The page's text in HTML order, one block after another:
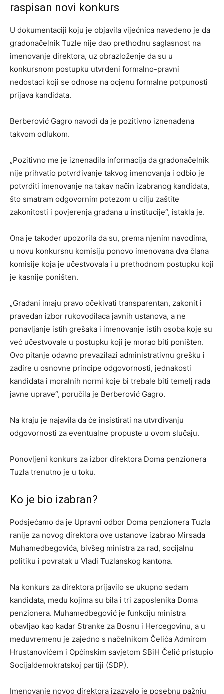
raspisan novi konkurs
U dokumentaciji koju je objavila vijećnica navedeno je da
gradonačelnik Tuzle nije dao prethodnu saglasnost na
imenovanje direktora, uz obrazloženje da su u
konkursnom postupku utvrđeni formalno-pravni
nedostaci koji se odnose na ocjenu formalne potpunosti
prijava kandidata.
Berberović Gagro navodi da je pozitivno iznenađena
takvom odlukom.
„Pozitivno me je iznenadila informacija da gradonačelnik
nije prihvatio potvrđivanje takvog imenovanja i odbio je
potvrditi imenovanje na takav način izabranog kandidata,
što smatram odgovornim potezom u cilju zaštite
zakonitosti i povjerenja građana u institucije“, istakla je.
Ona je također upozorila da su, prema njenim navodima,
u novu konkursnu komisiju ponovo imenovana dva člana
komisije koja je učestvovala i u prethodnom postupku koji
je kasnije poništen.
„Građani imaju pravo očekivati transparentan, zakonit i
pravedan izbor rukovodilaca javnih ustanova, a ne
ponavljanje istih grešaka i imenovanje istih osoba koje su
već učestvovale u postupku koji je morao biti poništen.
Ovo pitanje odavno prevazilazi administrativnu grešku i
zadire u osnovne principe odgovornosti, jednakosti
kandidata i moralnih normi koje bi trebale biti temelj rada
javne uprave“, poručila je Berberović Gagro.
Na kraju je najavila da će insistirati na utvrđivanju
odgovornosti za eventualne propuste u ovom slučaju.
Ponovljeni konkurs za izbor direktora Doma penzionera
Tuzla trenutno je u toku.
Ko je bio izabran?
Podsjećamo da je Upravni odbor Doma penzionera Tuzla
ranije za novog direktora ove ustanove izabrao Mirsada
Muhamedbegovića, bivšeg ministra za rad, socijalnu
politiku i povratak u Vladi Tuzlanskog kantona.
Na konkurs za direktora prijavilo se ukupno sedam
kandidata, među kojima su bila i tri zaposlenika Doma
penzionera. Muhamedbegović je funkciju ministra
obavljao kao kadar Stranke za Bosnu i Hercegovinu, a u
međuvremenu je zajedno s načelnikom Čelića Admirom
Hrustanovićem i Općinskim savjetom SBiH Čelić pristupio
Socijaldemokratskoj partiji (SDP).
Imenovanje novog direktora izazvalo je posebnu pažnju